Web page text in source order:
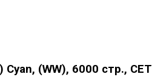
(WW), 6000 стр.,